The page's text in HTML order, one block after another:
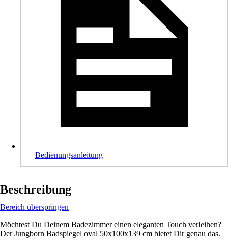
Bedienungsanleitung
Beschreibung
Bereich überspringen
Möchtest Du Deinem Badezimmer einen eleganten Touch verleihen?
Der Jungborn Badspiegel oval 50x100x139 cm bietet Dir genau das.